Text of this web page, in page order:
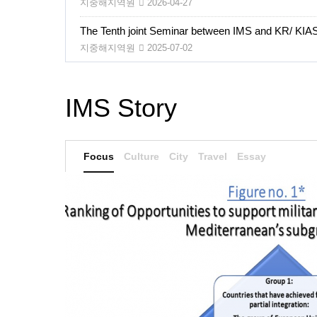
지중해지역원 2026-04-27
The Tenth joint Seminar between IMS and KR/
지중해지역원 2025-07-02
IMS Story
Focus Culture City Travel Essay